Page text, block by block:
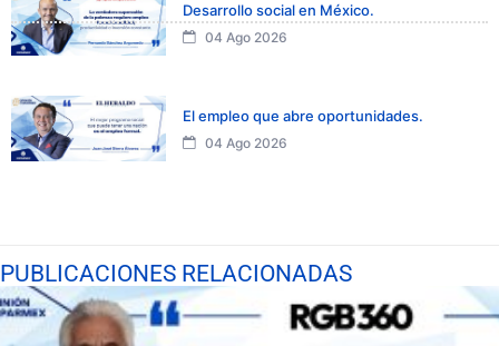
Desarrollo social en México.
04 Ago 2026
El empleo que abre oportunidades.
04 Ago 2026
PUBLICACIONES RELACIONADAS